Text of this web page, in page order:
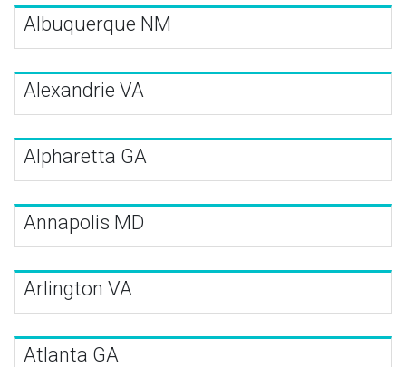
Albuquerque NM
Alexandrie VA
Alpharetta GA
Annapolis MD
Arlington VA
Atlanta GA